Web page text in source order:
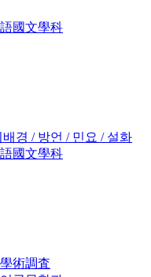
國文學科
경 / 방언 / 민요 / 설화
國文學科
術調査